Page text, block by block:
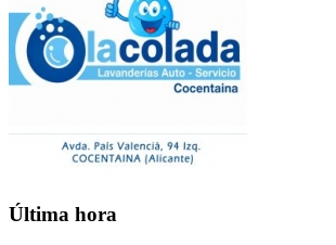
Última hora